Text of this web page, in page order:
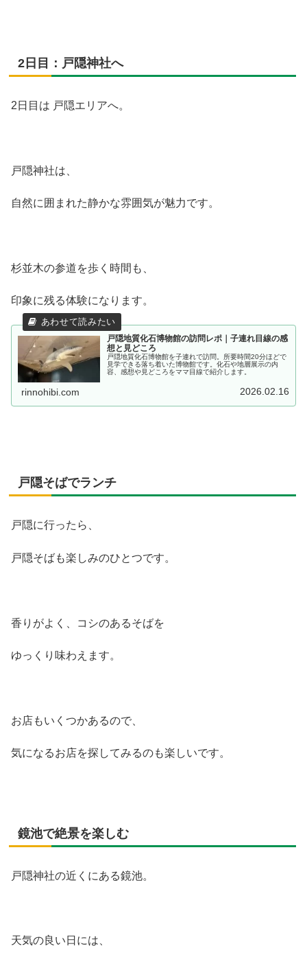
2日目：戸隠神社へ
2日目は 戸隠エリアへ。
戸隠神社は、
自然に囲まれた静かな雰囲気が魅力です。
杉並木の参道を歩く時間も、
印象に残る体験になります。
戸隠地質化石博物館の訪問レポ｜子連れ目線の感
想と見どころ
戸隠地質化石博物館を子連れで訪問。所要時間20分ほどで
見学できる落ち着いた博物館です。化石や地層展示の内
容、感想や見どころをママ目線で紹介します。
rinnohibi.com 2026.02.16
戸隠そばでランチ
戸隠に行ったら、
戸隠そばも楽しみのひとつです。
香りがよく、コシのあるそばを
ゆっくり味わえます。
お店もいくつかあるので、
気になるお店を探してみるのも楽しいです。
鏡池で絶景を楽しむ
戸隠神社の近くにある鏡池。
天気の良い日には、